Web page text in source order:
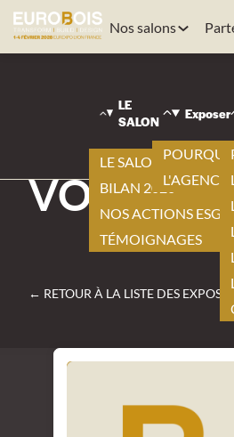
Nos salons
LISTE DES EXPOSANTS
VORTEK
← RETOUR À LA LISTE DES
LE
SALON
LE SALON 2026
BILAN 2026
NOS ACTIONS ESG
TÉMOIGNAGES
Exposer